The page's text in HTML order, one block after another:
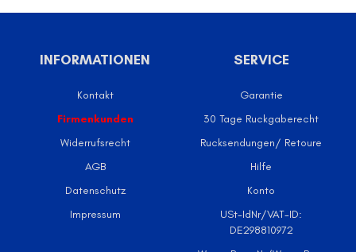
INFORMATIONEN
Kontakt
Firmenkunden
Widerrufsrecht
AGB
Datenschutz
Impressum
SERVICE
Garantie
30 Tage Ruckgaberecht
Rucksendungen/ Retoure
Hilfe
Konto
USt-IdNr/VAT-ID:
DE298810972